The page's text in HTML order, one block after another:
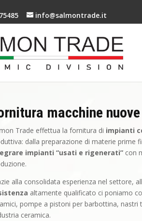
info@salmontrade.it
macchine
Trade effettua la fornitura di impianti
dalla preparazione di materie prime
impianti “usati e rigenerati” con
alla consolidata esperienza nel settore,
altamente qualificato ci poniamo
pompe a pistoni per barbottina,
ceramica.